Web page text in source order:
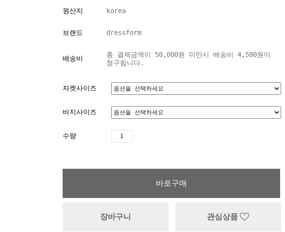
원산지 korea
브랜드 dressform
배송비
총 결제금액이 50,000원 미만시 배송비 4,500원이
청구됩니다.
자켓사이즈
바지사이즈
수량
바로구매
장바구니 관심상품